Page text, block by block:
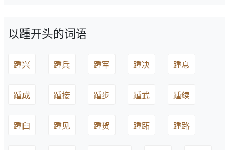
以踵开头的词语
踵兴 踵兵 踵军 踵决 踵息
踵成 踵接 踵步 踵武 踵续
踵臼 踵见 踵贺 踵跖 踵路